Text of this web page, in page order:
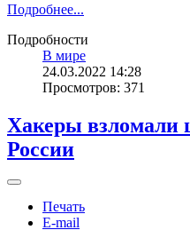
Подробнее...
Подробности
В мире
24.03.2022 14:28
Просмотров: 371
Хакеры взломали
России
Печать
E-mail